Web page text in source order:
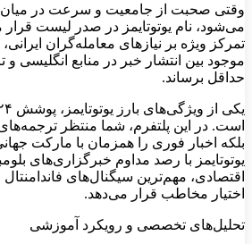
وقتی صحبت از جامعیت و سرعت در
می‌شود، نام یوتوتایمز در صدر لیست قرار
تمرکز ویژه بر نیازهای معامله‌گران
موجود بین انتشار خبر در منابع انگلیسی
حداقل برساند.
است. در این پلتفرم، شما منتظر ترجمه‌های
بلکه اخبار فوری را همزمان با مارکت
یوتوتایمز با رصد مداوم خبرگزاری‌های
اقتصادی، مهم‌ترین سیگنال‌های
اختیار مخاطب قرار می‌دهد.
تحلیل‌های تخصصی و رویکرد آموزشی